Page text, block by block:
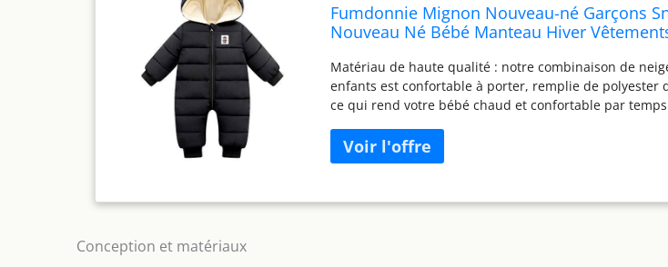
Fumdonnie Mignon Nouveau-né Garçons
Nouveau Né Bébé Manteau Hiver
Matériau de haute qualité : notre combinaison de
enfants est confortable à porter, remplie de polyester
ce qui rend votre bébé chaud et confortable par
imperméable et coupe-vent de haute qualité, la
pour enfants peut efficacement empêcher votre bébé
animés : cette belle combinaison à capuche avec ours
Conception et matériaux